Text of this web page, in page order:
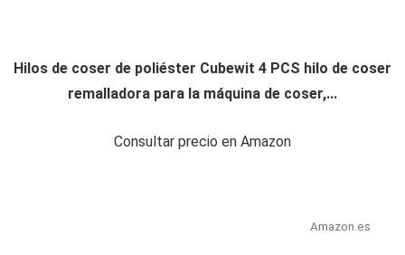
Hilos de coser de poliéster Cubewit 4 PCS hilo de coser
remalladora para la máquina de coser,...
Consultar precio en Amazon
Amazon.es